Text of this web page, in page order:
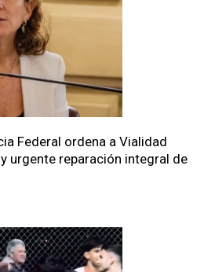
Federal ordena a Vialidad
urgente reparación integral de